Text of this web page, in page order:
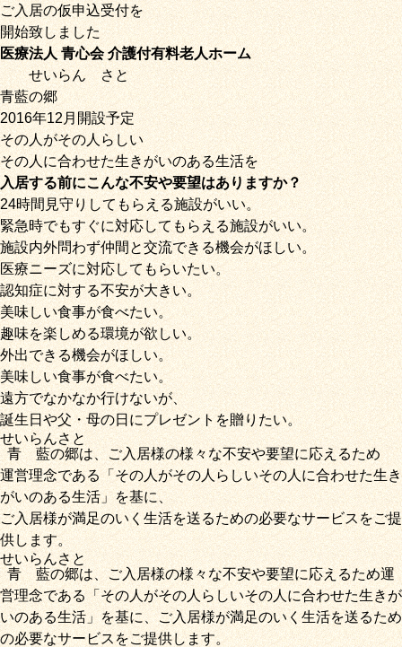
ご入居の仮申込受付を
開始致しました
医療法人 青心会 介護付有料老人ホーム
せいらんさと
青藍の郷
2016年12月開設予定
その人がその人らしい
その人に合わせた生きがいのある生活を
入居する前にこんな不安や要望はありますか？
24時間見守りしてもらえる施設がいい。
緊急時でもすぐに対応してもらえる施設がいい。
施設内外問わず仲間と交流できる機会がほしい。
医療ニーズに対応してもらいたい。
認知症に対する不安が大きい。
美味しい食事が食べたい。
趣味を楽しめる環境が欲しい。
外出できる機会がほしい。
美味しい食事が食べたい。
遠方でなかなか行けないが、
誕生日や父・母の日にプレゼントを贈りたい。
青藍
せいらん
の郷
さと
は、ご入居様の様々な不安や要望に応えるため
運営理念である「その人がその人らしいその人に合わせた生き
がいのある生活」を基に、
ご入居様が満足のいく生活を送るための必要なサービスをご提
供します。
青藍
せいらん
の郷
さと
は、ご入居様の様々な不安や要望に応えるため運
営理念である「その人がその人らしいその人に合わせた生きが
いのある生活」を基に、ご入居様が満足のいく生活を送るため
の必要なサービスをご提供します。